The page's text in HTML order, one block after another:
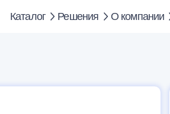
Каталог Решения О компании